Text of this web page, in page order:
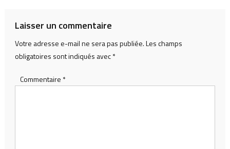
Laisser un commentaire
Votre adresse e-mail ne sera pas publiée.Les champs
obligatoires sont indiqués avec*
Commentaire *